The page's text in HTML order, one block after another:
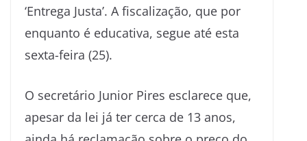
‘Entrega Justa’. A fiscalização, que por
enquanto é educativa, segue até esta
sexta-feira (25).
O secretário Junior Pires esclarece que,
apesar da lei já ter cerca de 13 anos,